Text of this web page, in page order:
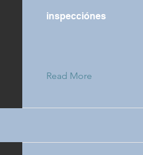
inspecciónes
Read More